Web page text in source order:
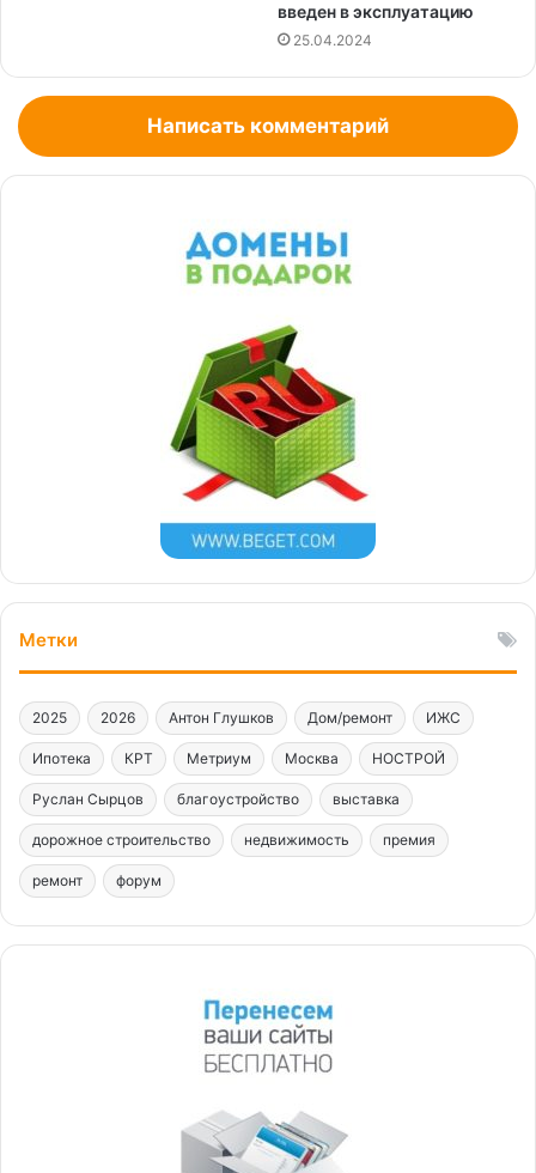
введен в эксплуатацию
25.04.2024
Написать комментарий
Метки
2025 2026 Антон Глушков Дом/ремонт ИЖС
Ипотека КРТ Метриум Москва НОСТРОЙ
Руслан Сырцов благоустройство выставка
дорожное строительство недвижимость премия
ремонт форум